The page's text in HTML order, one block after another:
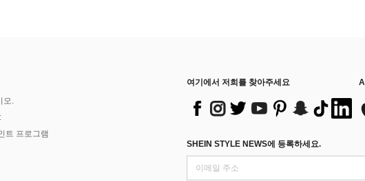
오.
트 프로그램
여기에서 저희를 찾아주세요
SHEIN STYLE NEWS에 등록하세요.